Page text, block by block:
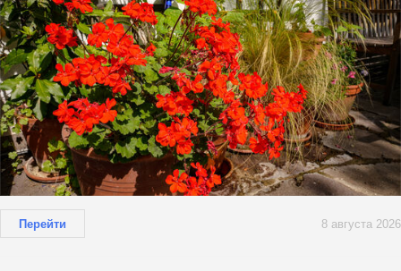
Перейти 8 августа 2026